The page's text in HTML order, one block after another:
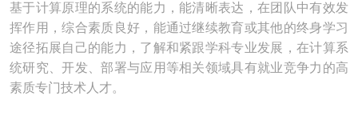
基于计算原理的系统的能力，能清晰表达，在团队中有效发
挥作用，综合素质良好，能通过继续教育或其他的终身学习
途径拓展自己的能力，了解和紧跟学科专业发展，在计算系
统研究、开发、部署与应用等相关领域具有就业竞争力的高
素质专门技术人才。